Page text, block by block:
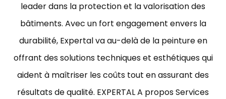
leader dans la protection et la valorisation des
bâtiments. Avec un fort engagement envers la
durabilité, Expertal va au-delà de la peinture en
offrant des solutions techniques et esthétiques qui
aident à maîtriser les coûts tout en assurant des
résultats de qualité. EXPERTAL A propos Services